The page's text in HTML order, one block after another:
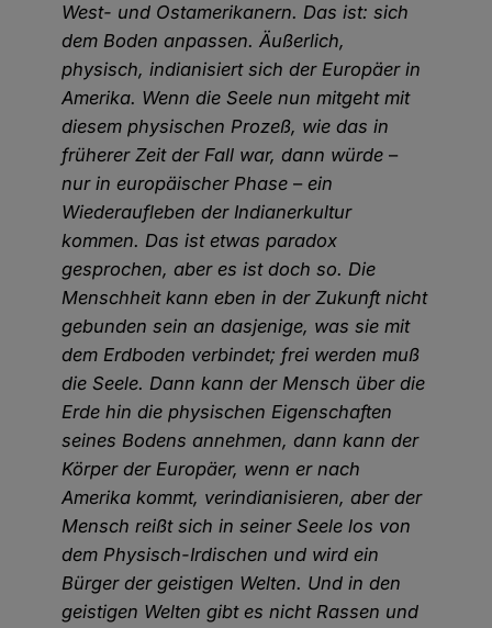
West- und Ostamerikanern. Das ist: sich
dem Boden anpassen. Äußerlich,
physisch, indianisiert sich der Europäer in
Amerika. Wenn die Seele nun mitgeht mit
diesem physischen Prozeß, wie das in
früherer Zeit der Fall war, dann würde–
nur in europäischer Phase– ein
Wiederaufleben der Indianerkultur
kommen. Das ist etwas paradox
gesprochen, aber es ist doch so. Die
Menschheit kann eben in der Zukunft nicht
gebunden sein an dasjenige, was sie mit
dem Erdboden verbindet; frei werden muß
die Seele. Dann kann der Mensch über die
Erde hin die physischen Eigenschaften
seines Bodens annehmen, dann kann der
Körper der Europäer, wenn er nach
Amerika kommt, verindianisieren, aber der
Mensch reißt sich in seiner Seele los von
dem Physisch-Irdischen und wird ein
Bürger der geistigen Welten. Und in den
geistigen Welten gibt es nicht Rassen und